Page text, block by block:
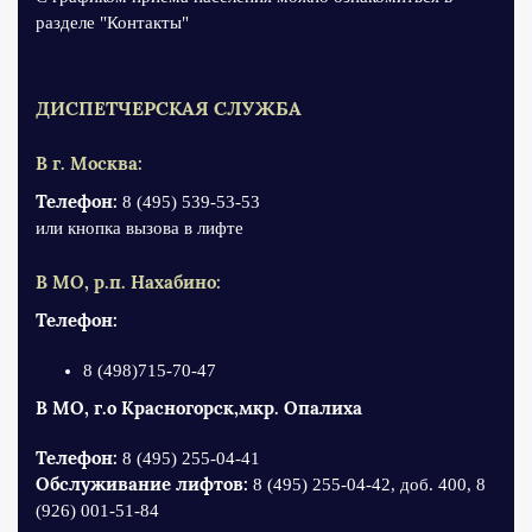
разделе "Контакты"
ДИСПЕТЧЕРСКАЯ СЛУЖБА
В г. Москва:
Телефон: 8 (495) 539-53-53
или кнопка вызова в лифте
В МО, р.п. Нахабино:
Телефон:
8 (498)715-70-47
В МО, г.о Красногорск,мкр. Опалиха
Телефон: 8 (495) 255-04-41
Обслуживание лифтов: 8 (495) 255-04-42, доб. 400, 8
(926) 001-51-84